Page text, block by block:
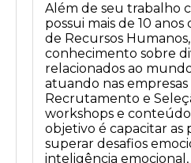
Além de seu trabalho
possui mais de 10
de Recursos
conhecimento sobre
relacionados ao
atuando nas empresas
Recrutamento e
workshops e
objetivo é capacitar as
superar desafios
inteligência